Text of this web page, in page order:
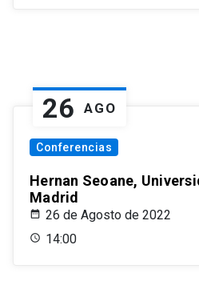
26 AGO
Conferencias
Hernan Seoane,
Madrid
26 de Agosto de 2022
14:00